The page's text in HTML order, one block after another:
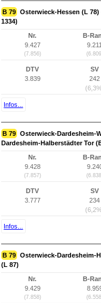
B 79 Osterwieck-Hessen (L
1334)
Nr.
9.427
(7.856)
B-
9.211
DTV
3.839
SV
242
Infos...
B 79 Osterwieck-Dardesheim-
Dardesheim-Halberstädter Tor
Nr.
9.428
(7.857)
B-
DTV
3.777
SV
234
Infos...
B 79 Osterwieck-Dardesheim-
(L 87)
Nr.
9.429
(7.858)
B-